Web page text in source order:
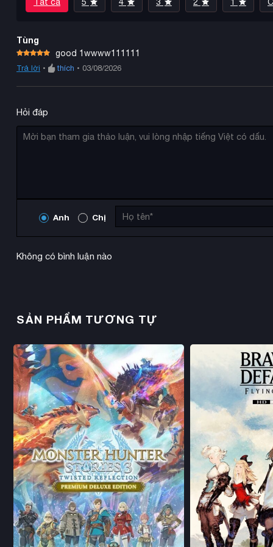
Tùng
hạng55
good 1wwww111111
Trả lời • thích • 03/08/2026
Hỏi đáp
Anh Chị
Không có bình luận nào
SẢN PHẨM TƯƠNG TỰ